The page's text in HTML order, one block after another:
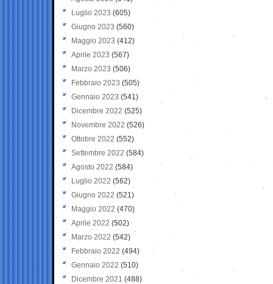
Luglio 2023 (605)
Giugno 2023 (560)
Maggio 2023 (412)
Aprile 2023 (567)
Marzo 2023 (506)
Febbraio 2023 (505)
Gennaio 2023 (541)
Dicembre 2022 (525)
Novembre 2022 (526)
Ottobre 2022 (552)
Settembre 2022 (584)
Agosto 2022 (584)
Luglio 2022 (562)
Giugno 2022 (521)
Maggio 2022 (470)
Aprile 2022 (502)
Marzo 2022 (542)
Febbraio 2022 (494)
Gennaio 2022 (510)
Dicembre 2021 (488)